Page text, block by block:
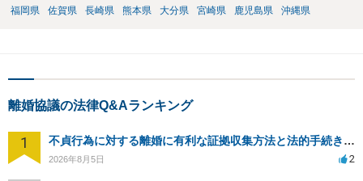
福岡県
佐賀県 長崎県 熊本県 大分県 宮崎県 鹿児島県 沖縄県
離婚協議の法律Q&Aランキング
1 不貞行為に対する離婚に有利な証拠収集方法と法的手続きについて
2026年8月5日 2